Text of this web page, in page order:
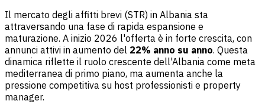
Il mercato degli affitti brevi (STR) in Albania sta
attraversando una fase di rapida espansione e
maturazione. A inizio 2026 l'offerta è in forte crescita, con
annunci attivi in aumento del 22% anno su anno. Questa
dinamica riflette il ruolo crescente dell'Albania come meta
mediterranea di primo piano, ma aumenta anche la
pressione competitiva su host professionisti e property
manager.